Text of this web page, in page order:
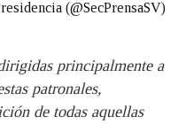
(@SecPrensaSV)
principalmente a
patronales,
de todas aquellas